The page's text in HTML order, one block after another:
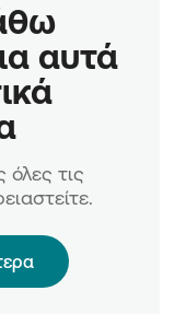
αυτά
όλες τις